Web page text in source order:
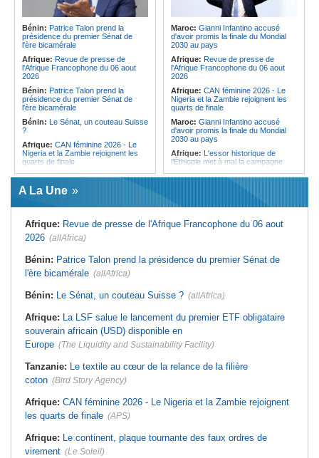
Congo-Kinshasa: Matadi - Le
Kongo Central lance la campagne
de sensibilisation au deuxième
Recensement général de la
population et de l'habitat
Congo-Kinshasa: Le VPM Shabani
remet aux organisations politiques la
directive ministérielle de l'année
politique 2026
Congo-Kinshasa:Gratien de
Saint-Nicolas Iracan - « Je ne
soutiendrai jamais un dialogue
destiné au partage du pouvoir ou à
la légitimation des groupes armés »
Ethiopie:Le Premier ministre Abiy
inaugure le nouveau terminal de
l'aéroport international de Bahir Dar
Afrique:La Croix-Rouge
éthiopienne appelle à une
mobilisation accrue des ressources
locales en Afrique
Afrique de l'Est:
les moyens, entraver la coopération
équitable par tous les moyens
Bénin: Patrice Talon prend la
présidence du premier Sénat de
l'ère bicamérale
Afrique: Revue de presse de
l'Afrique Francophone du 06 aout
2026
Bénin: Patrice Talon prend la
présidence du premier Sénat de
l'ère bicamérale
Bénin: Le Sénat, un couteau Suisse
?
Afrique: CAN féminine 2026 - Le
Nigeria et la Zambie rejoignent les
quarts de finale
Afrique:Le continent, plaque
tournante des faux ordres de
virement
Mali:Achat d'un avion présidentiel -
condamnation de l'ex-ministre de
l'Économie
France la restitution du crâne de
Bokar Biro et de trois de ses
proches
premier président
l'environnement - La Roots Wild
Foundation distinguée au Grand Prix
Nelson Mandela
Maroc: Gianni Infantino accusé
d'avoir promis la finale du Mondial
2030 au pays
Afrique: Revue de presse de
l'Afrique Francophone du 06 aout
2026
Afrique: CAN féminine 2026 - Le
Nigeria et la Zambie rejoignent les
quarts de finale
Maroc: Gianni Infantino accusé
d'avoir promis la finale du Mondial
2030 au pays
Afrique: L'essor historique de
l'Éthiopie met à mal la campagne
blessés dans un grave accident de
calcinée à Moknine après le
rétablissement du courant
premier tour, le Club Africain hérite
Tunisie:Crise sanitaire au pays -
incontrôlable d'Ebola
A La Une
Afrique: Revue de presse de l'Afrique Francophone du 06 aout
2026 (allAfrica)
Bénin: Patrice Talon prend la présidence du premier Sénat de
l'ère bicamérale (allAfrica)
Bénin: Le Sénat, un couteau Suisse ? (allAfrica)
Afrique: La LSF salue le lancement du premier ETF obligataire
souverain africain (USD) disponible en
Europe (The Liquidity and Sustainability Facility)
Tanzanie: Le textile au cœur de la relance de la filière
coton (Bird Story Agency)
Afrique: CAN féminine 2026 - Le Nigeria et la Zambie rejoignent
les quarts de finale (APS)
Afrique: Le continent, plaque tournante des faux ordres de
virement (Le Soleil)